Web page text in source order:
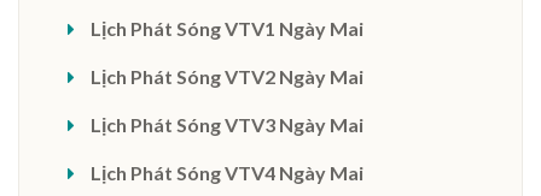
Lịch Phát Sóng VTV1 Ngày Mai
Lịch Phát Sóng VTV2 Ngày Mai
Lịch Phát Sóng VTV3 Ngày Mai
Lịch Phát Sóng VTV4 Ngày Mai